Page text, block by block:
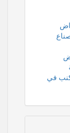
في